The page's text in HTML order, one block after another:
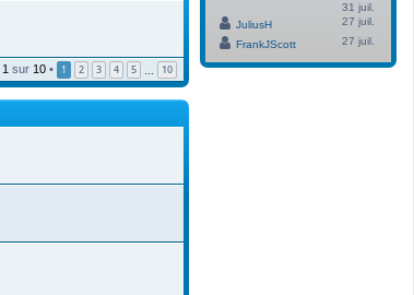
1 sur 10 • 1 2 3 4 5 … 10
31 juil.
JuliusH
27 juil.
FrankJScott
27 juil.